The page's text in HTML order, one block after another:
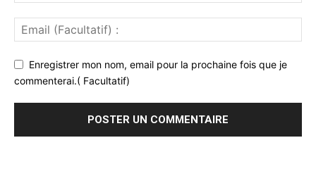
Enregistrer mon nom, email pour la prochaine fois que je
commenterai.( Facultatif)